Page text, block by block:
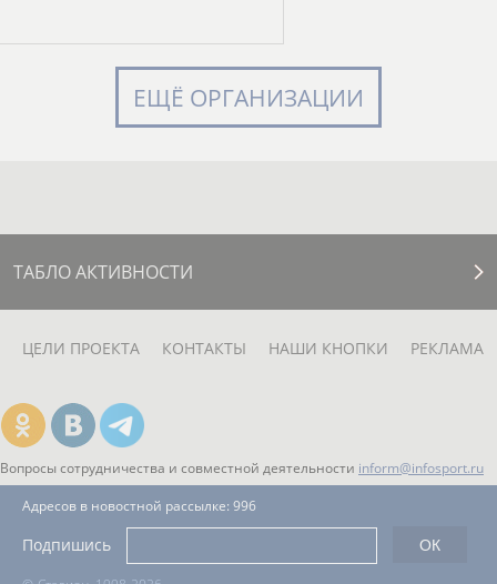
ЕЩЁ ОРГАНИЗАЦИИ
ТАБЛО АКТИВНОСТИ
ЦЕЛИ ПРОЕКТА КОНТАКТЫ НАШИ КНОПКИ РЕКЛАМА
Вопросы сотрудничества и совместной деятельности inform@infosport.ru
Адресов в новостной рассылке: 996
Подпишись